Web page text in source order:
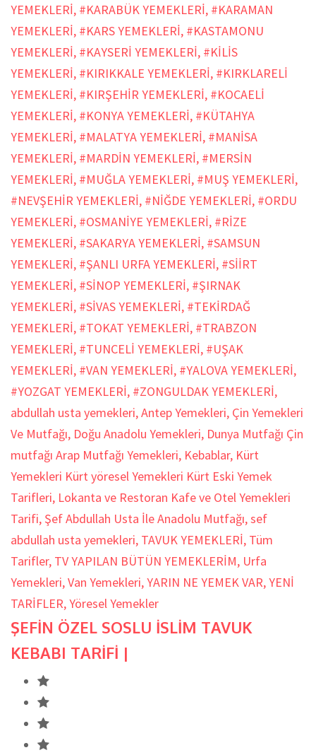
YEMEKLERİ, #KARABÜK YEMEKLERİ, #KARAMAN
YEMEKLERİ, #KARS YEMEKLERİ, #KASTAMONU
YEMEKLERİ, #KAYSERİ YEMEKLERİ, #KİLİS
YEMEKLERİ, #KIRIKKALE YEMEKLERİ, #KIRKLARELİ
YEMEKLERİ, #KIRŞEHİR YEMEKLERİ, #KOCAELİ
YEMEKLERİ, #KONYA YEMEKLERİ, #KÜTAHYA
YEMEKLERİ, #MALATYA YEMEKLERİ, #MANİSA
YEMEKLERİ, #MARDİN YEMEKLERİ, #MERSİN
YEMEKLERİ, #MUĞLA YEMEKLERİ, #MUŞ YEMEKLERİ,
#NEVŞEHİR YEMEKLERİ, #NİĞDE YEMEKLERİ, #ORDU
YEMEKLERİ, #OSMANİYE YEMEKLERİ, #RİZE
YEMEKLERİ, #SAKARYA YEMEKLERİ, #SAMSUN
YEMEKLERİ, #ŞANLI URFA YEMEKLERİ, #SİİRT
YEMEKLERİ, #SİNOP YEMEKLERİ, #ŞIRNAK
YEMEKLERİ, #SİVAS YEMEKLERİ, #TEKİRDAĞ
YEMEKLERİ, #TOKAT YEMEKLERİ, #TRABZON
YEMEKLERİ, #TUNCELİ YEMEKLERİ, #UŞAK
YEMEKLERİ, #VAN YEMEKLERİ, #YALOVA YEMEKLERİ,
#YOZGAT YEMEKLERİ, #ZONGULDAK YEMEKLERİ,
abdullah usta yemekleri,Antep Yemekleri, Çin Yemekleri
Ve Mutfağı, Doğu Anadolu Yemekleri, Dunya Mutfağı Çin
mutfağı Arap Mutfağı Yemekleri, Kebablar, Kürt
Yemekleri Kürt yöresel Yemekleri Kürt Eski Yemek
Tarifleri, Lokanta ve Restoran Kafe ve Otel Yemekleri
Tarifi, Şef Abdullah Usta İle Anadolu Mutfağı,sef
abdullah usta yemekleri, TAVUK YEMEKLERİ, Tüm
Tarifler, TV YAPILAN BÜTÜN YEMEKLERİM, Urfa
Yemekleri,Van Yemekleri,YARIN NE YEMEK VAR,YENİ
TARİFLER,Yöresel Yemekler
ŞEFİN ÖZEL SOSLU İSLİM TAVUK
KEBABI TARİFİ |